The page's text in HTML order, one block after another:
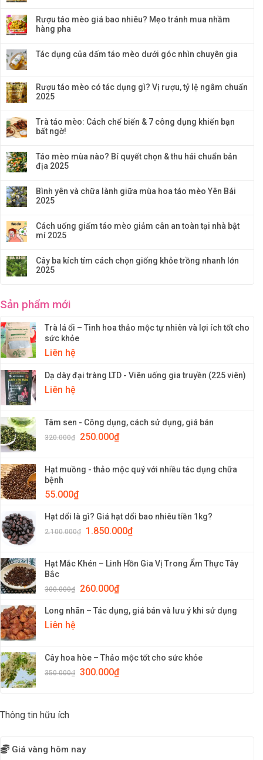
Rượu táo mèo giá bao nhiêu? Mẹo tránh mua nhầm
hàng pha
Tác dụng của dấm táo mèo dưới góc nhìn chuyên gia
Rượu táo mèo có tác dụng gì? Vị rượu, tỷ lệ ngâm chuẩn
2025
Trà táo mèo: Cách chế biến & 7 công dụng khiến bạn
bất ngờ!
Táo mèo mùa nào? Bí quyết chọn & thu hái chuẩn bản
địa 2025
Bình yên và chữa lành giữa mùa hoa táo mèo Yên Bái
2025
Cách uống giấm táo mèo giảm cân an toàn tại nhà bật
mí 2025
Cây ba kích tím cách chọn giống khỏe trồng nhanh lớn
2025
Sản phẩm mới
Trà lá ổi – Tinh hoa thảo mộc tự nhiên và lợi ích tốt cho
sức khỏe
Liên hệ
Dạ dày đại tràng LTD - Viên uống gia truyền (225 viên)
Liên hệ
Tâm sen - Công dụng, cách sử dụng, giá bán
320.000₫ 250.000₫
Hạt muồng - thảo mộc quý với nhiều tác dụng chữa
bệnh
55.000₫
Hạt dổi là gì? Giá hạt dổi bao nhiêu tiền 1kg?
2.100.000₫ 1.850.000₫
Hạt Mắc Khén – Linh Hồn Gia Vị Trong Ẩm Thực Tây
Bắc
300.000₫ 260.000₫
Long nhãn – Tác dụng, giá bán và lưu ý khi sử dụng
Liên hệ
Cây hoa hòe – Thảo mộc tốt cho sức khỏe
350.000₫ 300.000₫
Thông tin hữu ích
Giá vàng hôm nay